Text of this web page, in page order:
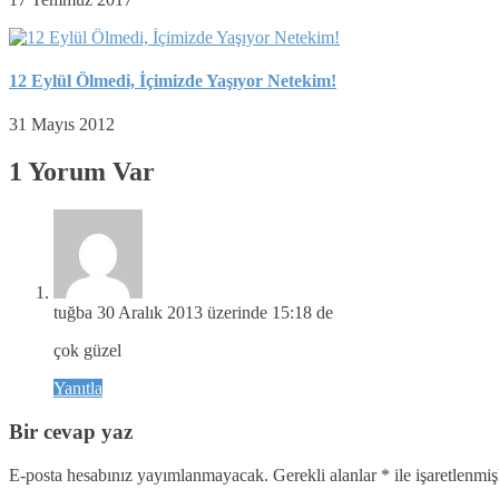
12 Eylül Ölmedi, İçimizde Yaşıyor Netekim!
31 Mayıs 2012
1 Yorum Var
tuğba 30 Aralık 2013 üzerinde 15:18 de
çok güzel
Yanıtla
Bir cevap yaz
E-posta hesabınız yayımlanmayacak. Gerekli alanlar * ile